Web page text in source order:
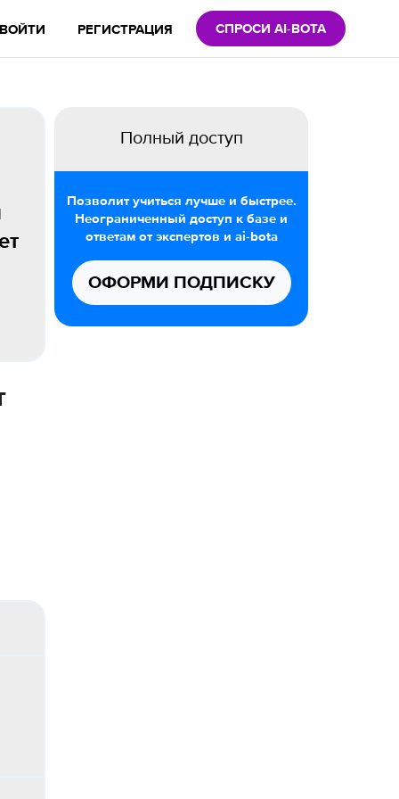
ВОЙТИ РЕГИСТРАЦИЯ СПРОСИ AI-BOTA
Полный доступ
Позволит учиться лучше и быстрее.
Неограниченный доступ к базе и
ответам от экспертов и ai-bota
ОФОРМИ ПОДПИСКУ